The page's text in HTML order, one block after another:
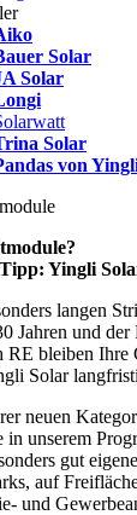
Solar
Solar
Solar
von
Yingli
langen
Jahren und
RE bleiben Ihre
Solar
neuen
in unserem
gut
auf
und